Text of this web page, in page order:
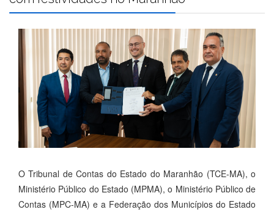
O Tribunal de Contas do Estado do Maranhão (TCE-MA), o
Ministério Público do Estado (MPMA), o Ministério Público de
Contas (MPC-MA) e a Federação dos Municípios do Estado